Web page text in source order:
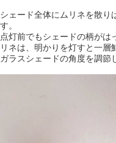
シェード全体にムリネを散り
す。
点灯前でもシェードの柄がは
リネは、明かりを灯すと一層
ガラスシェードの角度を調節